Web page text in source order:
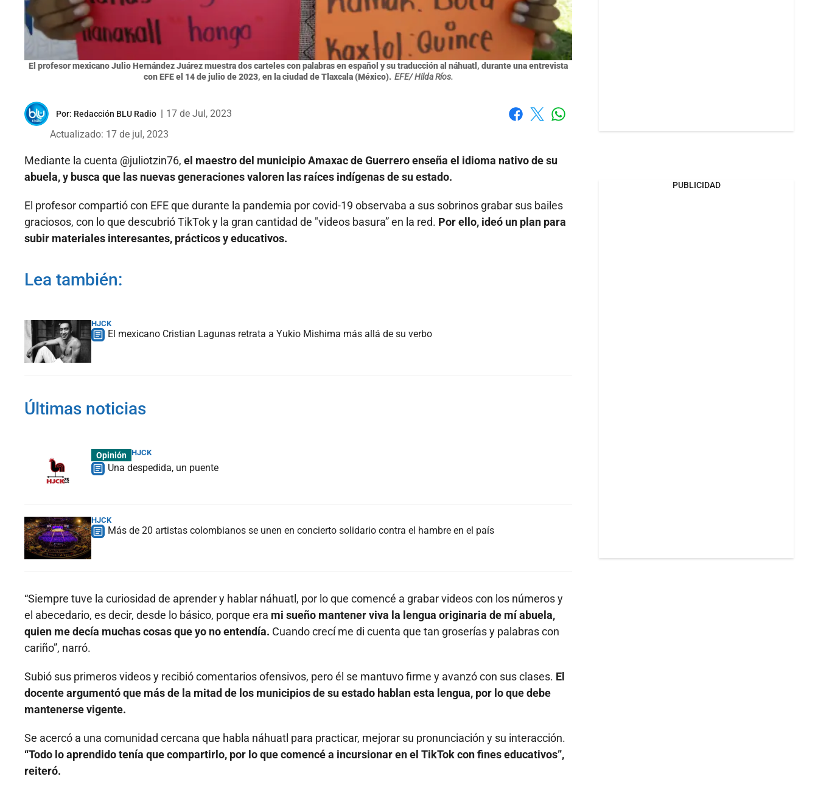
El profesor mexicano Julio Hernández Juárez muestra dos carteles con palabras en español y su traducción al náhuatl, durante una entrevista
con EFE el 14 de julio de 2023, en la ciudad de Tlaxcala (México). EFE/ Hilda Ríos.
Por: Redacción BLU Radio
17 de Jul, 2023
Actualizado: 17 de jul, 2023
Mediante la cuenta @juliotzin76, el maestro del municipio Amaxac de Guerrero enseña el idioma nativo de su
abuela, y busca que las nuevas generaciones valoren las raíces indígenas de su estado.
El profesor compartió con EFE que durante la pandemia por covid-19 observaba a sus sobrinos grabar sus bailes
graciosos, con lo que descubrió TikTok y la gran cantidad de "videos basura” en la red. Por ello, ideó un plan para
subir materiales interesantes, prácticos y educativos.
Lea también:
HJCK
El mexicano Cristian Lagunas retrata a Yukio Mishima más allá de su verbo
Últimas noticias
Opinión HJCK
Una despedida, un puente
HJCK
Más de 20 artistas colombianos se unen en concierto solidario contra el hambre en el país
“Siempre tuve la curiosidad de aprender y hablar náhuatl, por lo que comencé a grabar videos con los números y
el abecedario, es decir, desde lo básico, porque era mi sueño mantener viva la lengua originaria de mí abuela,
quien me decía muchas cosas que yo no entendía. Cuando crecí me di cuenta que tan groserías y palabras con
cariño”, narró.
Subió sus primeros videos y recibió comentarios ofensivos, pero él se mantuvo firme y avanzó con sus clases. El
docente argumentó que más de la mitad de los municipios de su estado hablan esta lengua, por lo que debe
mantenerse vigente.
Se acercó a una comunidad cercana que habla náhuatl para practicar, mejorar su pronunciación y su interacción.
“Todo lo aprendido tenía que compartirlo, por lo que comencé a incursionar en el TikTok con fines educativos”,
reiteró.
PUBLICIDAD